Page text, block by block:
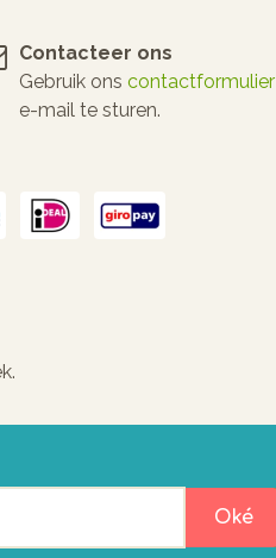
Contacteer ons
Gebruik ons contactformulier
e-mail te sturen.
Oké